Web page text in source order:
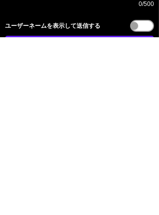
0/500
​ユーザーネームを表示して送信する